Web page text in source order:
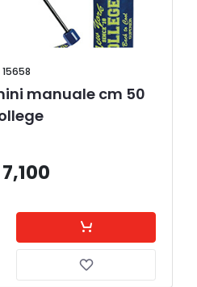
15658
manuale cm 50